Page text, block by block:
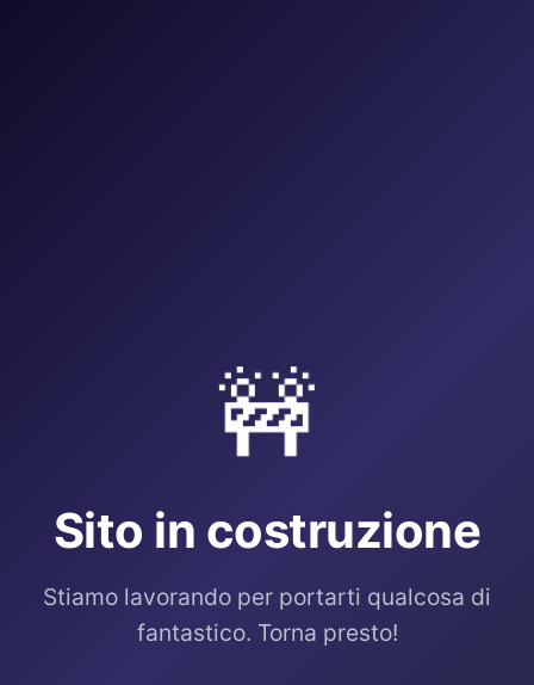
🚧
Sito in costruzione
Stiamo lavorando per portarti qualcosa di
fantastico. Torna presto!